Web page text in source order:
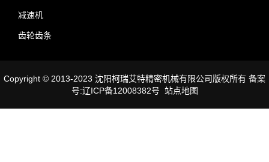
减速机
齿轮齿条
Copyright © 2013-2023 沈阳柯瑞艾特精密机械有限公司版权所有 备案
号:辽ICP备12008382号 站点地图